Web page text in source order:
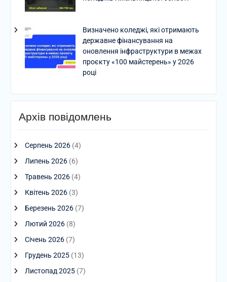
Визначено коледжі, які отримають
державне фінансування на
оновлення інфраструктури в межах
проєкту «100 майстерень» у 2026
році
Архів повідомлень
Серпень 2026(4)
Липень 2026(6)
Травень 2026(4)
Квітень 2026(3)
Березень 2026(7)
Лютий 2026(8)
Січень 2026(7)
Грудень 2025(13)
Листопад 2025(7)